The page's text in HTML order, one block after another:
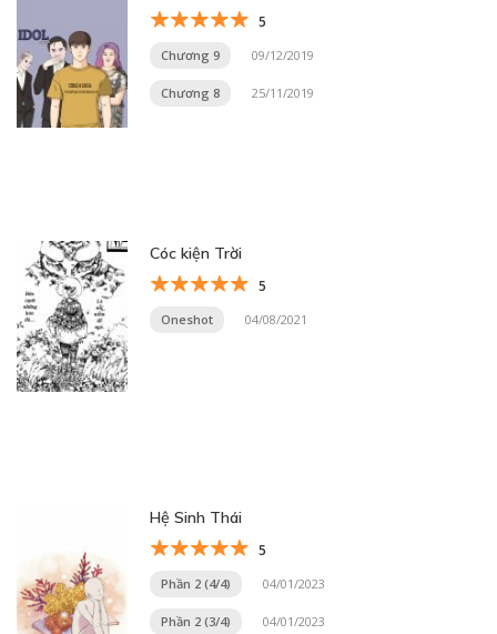
5
Chương 9 09/12/2019
Chương 8 25/11/2019
Cóc kiện Trời
5
Oneshot 04/08/2021
Hệ Sinh Thái
5
Phần 2 (4/4) 04/01/2023
Phần 2 (3/4) 04/01/2023